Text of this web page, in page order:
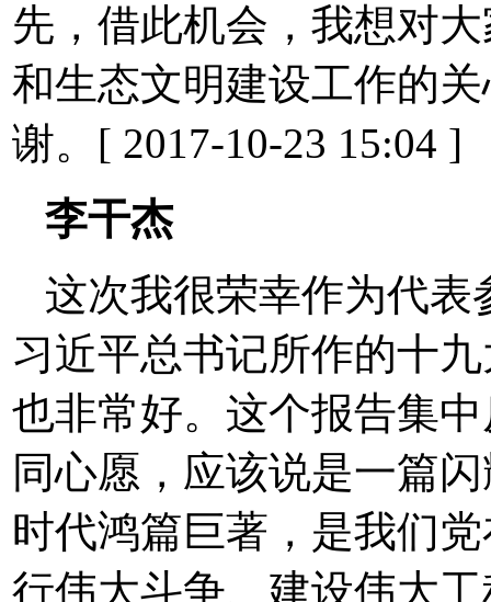
先，借此机会，我想对
和生态文明建设工作的
谢。[ 2017-10-23 15:04 ]
李干杰
这次我很荣幸作为代
习近平总书记所作的十
也非常好。这个报告集
同心愿，应该说是一篇
时代鸿篇巨著，是我们
行伟大斗争、建设伟大